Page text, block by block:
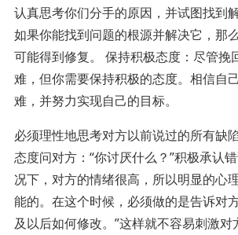
认真思考你们分手的原因，并试图找到
如果你能找到问题的根源并解决它，那
可能得到修复。 保持积极态度：尽管挽
难，但你需要保持积极的态度。相信自
难，并努力实现自己的目标。
必须理性地思考对方以前说过的所有缺
态度问对方：“你讨厌什么？”积极承认
况下，对方的情绪很高，所以明显的心
能的。在这个时候，必须做的是告诉对
及以后如何修改。”这样就不容易刺激